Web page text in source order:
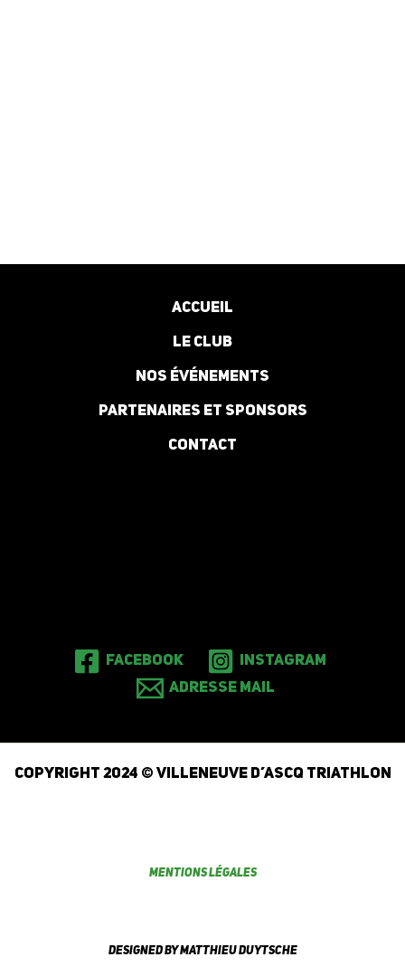
Accueil
Le club
Nos événements
Partenaires et Sponsors
Contact
Facebook
Instagram
Adresse mail
Copyright 2024 © Villeneuve d’Ascq Triathlon
Mentions légales
Designed by Matthieu Duytsche